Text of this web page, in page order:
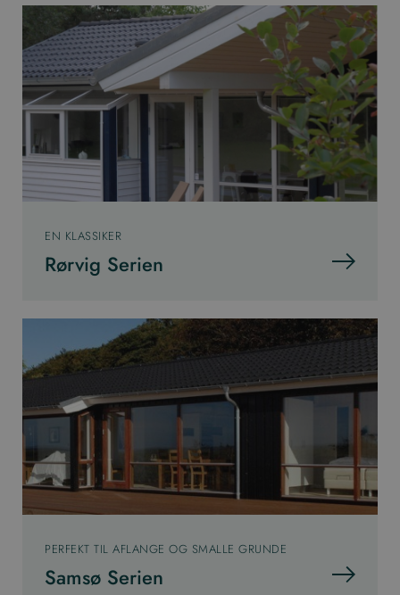
EN KLASSIKER
Rørvig Serien
PERFEKT TIL AFLANGE OG SMALLE GRUNDE
Samsø Serien